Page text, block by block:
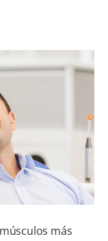
PROFESIONALES
SUSCRIBITE
más